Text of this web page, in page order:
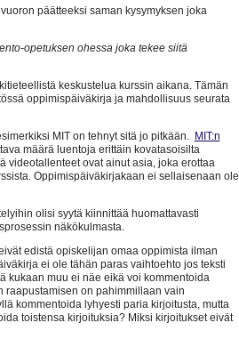
päätteeksi saman kysymyksen joka
opetuksen ohessa joka tekee siitä
keskustelua kurssin aikana. Tämän
oppimispäiväkirja ja mahdollisuus seurata
MIT on tehnyt sitä jo pitkään. MIT:n
määrä luentoja erittäin kovatasoisilta
videotallenteet ovat ainut asia, joka erottaa
Oppimispäiväkirjakaan ei sellaisenaan ole
olisi syytä kiinnittää huomattavasti
näkökulmasta.
edistä opiskelijan omaa oppimista ilman
ei ole tähän paras vaihtoehto jos teksti
kukaan muu ei näe eikä voi kommentoida
raapustamisen on pahimmillaan vain
kommentoida lyhyesti paria kirjoitusta, mutta
toistensa kirjoituksia? Miksi kirjoitukset eivät